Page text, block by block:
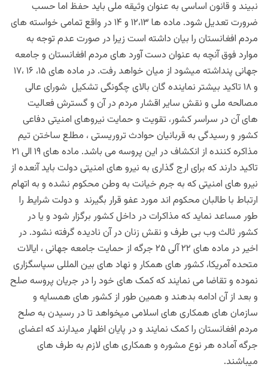
نبیند و قانون اساسی به عنوان وثیقه ملی باید حفظ اما حسب
ضرورت تعدیل شود. ماده ها ۱۲،۱۳ و ۱۴ در واقع تمامی خواسته های
مردم افغانستان را بیان داشته است زیرا در صورت عدم توجه به
موارد فوق آنچه به عنوان دست آورد های مردم افغانستان و جامعه
جهانی پنداشته میشود از میان خواهد رفت. در ماده های ۱۵، ۱۶ ،۱۷
و ۱۸ تاکید بیشتر نماینده گان بالای چگونگی تشکیل شورای عالی
مصالحه ملی و نقش سایر اقشار مردم در آن و گسترش فعالیت
های آن در سراسر کشور، تقویت و حمایت نیروهای امنیتی دفاعی
کشور و رسیدگی به قربانیان حوادث تروریستی ، مطلع ساختن تیم
مذاکره کننده از انکشاف در این پروسه می باشد. ماده های ۱۹ الی ۲۱
تاکید دارند که برای ارج گذاری به نیرو های امنیتی دولت باید آنعده از
نیرو های امنیتی که به جرم خیانت به وطن محکوم نشده و به اتهام
ارتباط با طالبان محکوم اند مورد عفو قرار بگیرند و دولت شرایط را
طور مساعد نماید که مذاکرات در داخل کشور برگزار شود و یا در
کشور ثالث وب بی طرف و نقش زنان در آن نادیده گرفته نشود. در
اخیر در ماده های ۲۲ آلی ۲۵ جرگه از حمایت جامعه جهانی ، ایالات
متحده آمریکا، کشور های همکار و نهاد های بین المللی سپاسگزاری
نموده و تقاضا می نمایند که کمک های خود را در جریان پروسه صلح
و بعد از آن ادامه بدهند و همین طور از کشور های همسایه و
سازمان های همکاری های اسلامی میخواهد تا در رسیدن به صلح
مردم افغانستان را کمک نمایند و در پایان اظهار میدارند که اعضای
جرگه آماده هر نوع مشوره و همکاری های لازم به طرف های
میباشند.